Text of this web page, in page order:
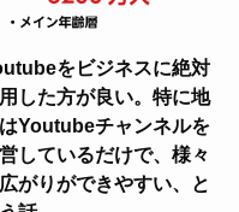
をビジネスに絶対
した方が良い。特に地
Youtubeチャンネルを
しているだけで、様々
がりができやすい、と